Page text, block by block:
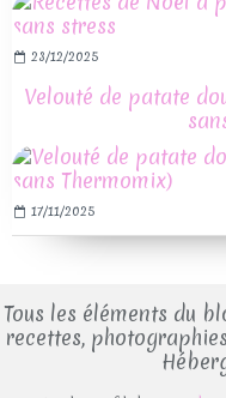
23/12/2025
Velouté de patate
17/11/2025
Tous les éléments du
recettes,